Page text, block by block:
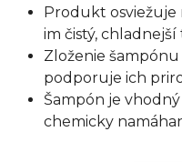
Produkt osviežuje
im čistý, chladnejší
Zloženie
podporuje ich
Šampón je
chemicky